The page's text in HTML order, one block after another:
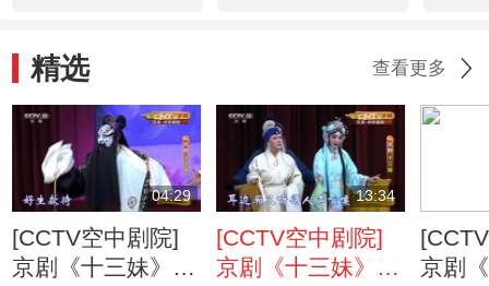
谈）
精选 查看更多
04:29
[CCTV空中剧院]
京剧《十三妹》
13:34
[CCTV空中剧院]
京剧《十三妹》
京剧